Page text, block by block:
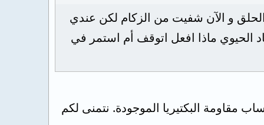
و الآن شفيت من الزكام لكن عندي
الحيوي ماذا افعل اتوقف أم استمر في
من إكساب مقاومة البكتيريا الموجودة. نتمنى لكم